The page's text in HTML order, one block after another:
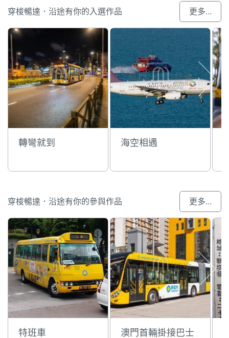
穿梭暢達．沿途有你的入選作品 更多...
轉彎就到 海空相遇
穿梭暢達．沿途有你的參與作品 更多...
特班車 澳門首輛掛接巴士